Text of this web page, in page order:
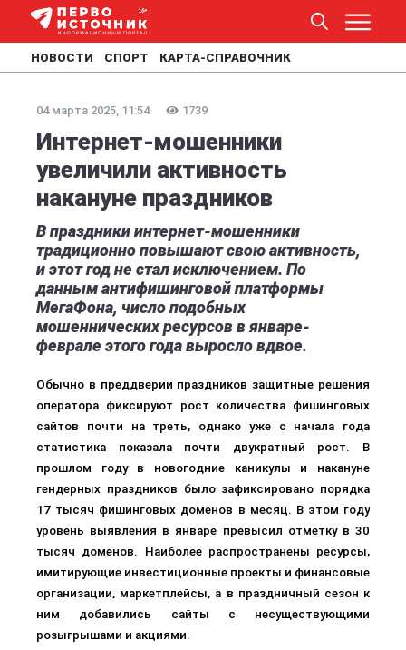
НОВОСТИ СПОРТ КАРТА-СПРАВОЧНИК
04 марта 2025, 11:54 1739
Интернет-мошенники
увеличили активность
накануне праздников
В праздники интернет-мошенники
традиционно повышают свою активность,
и этот год не стал исключением. По
данным антифишинговой платформы
МегаФона, число подобных
мошеннических ресурсов в январе-
феврале этого года выросло вдвое.
Обычно в преддверии праздников защитные решения
оператора фиксируют рост количества фишинговых
сайтов почти на треть, однако уже с начала года
статистика показала почти двукратный рост. В
прошлом году в новогодние каникулы и накануне
гендерных праздников было зафиксировано порядка
17 тысяч фишинговых доменов в месяц. В этом году
уровень выявления в январе превысил отметку в 30
тысяч доменов. Наиболее распространены ресурсы,
имитирующие инвестиционные проекты и финансовые
организации, маркетплейсы, а в праздничный сезон к
ним добавились сайты с несуществующими
розыгрышами и акциями.